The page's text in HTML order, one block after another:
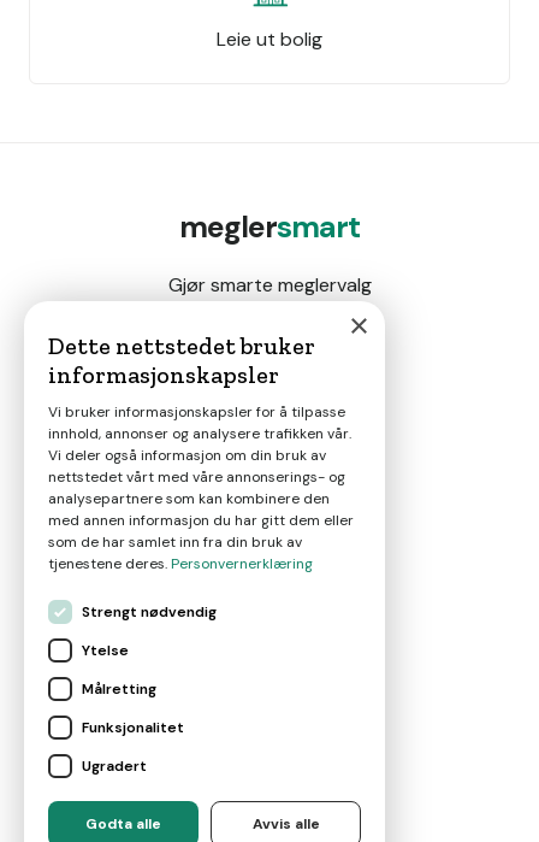
Leie ut bolig
meglersmart
Gjør smarte meglervalg
Magasin
Nyheter
Om oss
For eiendomsmeglere
×
Dette nettstedet bruker
informasjonskapsler
Vi bruker informasjonskapsler for å tilpasse
innhold, annonser og analysere trafikken vår.
Vi deler også informasjon om din bruk av
nettstedet vårt med våre annonserings- og
analysepartnere som kan kombinere den
med annen informasjon du har gitt dem eller
som de har samlet inn fra din bruk av
tjenestene deres.Personvernerklæring
Strengt nødvendig
Ytelse
Målretting
Funksjonalitet
Ugradert
Godta alle Avvis alle